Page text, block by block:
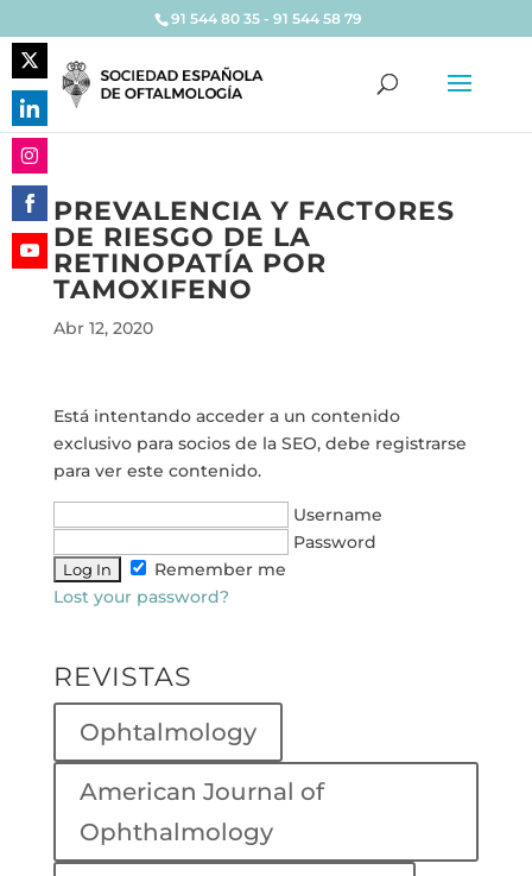
91 544 80 35 - 91 544 58 79
PREVALENCIA Y FACTORES
DE RIESGO DE LA
RETINOPATÍA POR
TAMOXIFENO
Abr 12, 2020
Está intentando acceder a un contenido
exclusivo para socios de la SEO, debe registrarse
para ver este contenido.
Username
Password
Remember me
Lost your password?
REVISTAS
Ophtalmology
American Journal of
Ophthalmology
Share
on
Twitter
Share
on
LinkedIn
Share
on
Instagram
Share
on
Facebook
Share
YouTube